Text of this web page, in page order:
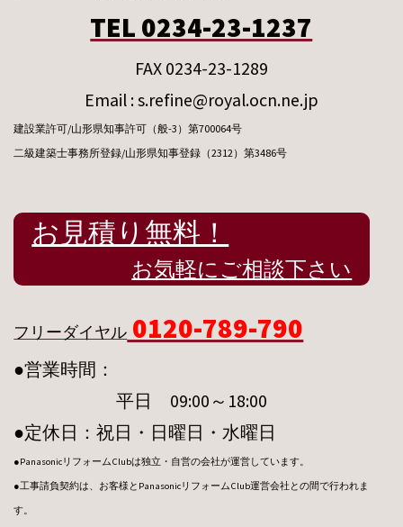
TEL 0234-23-1237
FAX 0234-23-1289
Email : s.refine@royal.ocn.ne.jp
建設業許可/山形県知事許可（般-3）第700064号
二級建築士事務所登録/山形県知事登録（2312）第3486号
お見積り無料！
お気軽にご相談下さい
フリーダイヤル 0120-789-790
●営業時間：
平日 09:00～18:00
●定休日：祝日・日曜日・水曜日
●PanasonicリフォームClubは独立・自営の会社が運営しています。
●工事請負契約は、お客様とPanasonicリフォームClub運営会社との間で行われま
す。